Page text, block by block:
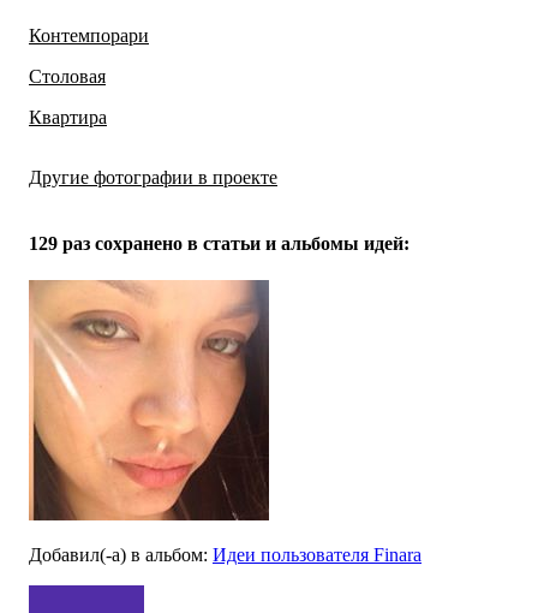
Контемпорари
Столовая
Квартира
Другие фотографии в проекте
129 раз сохранено в статьи и альбомы идей:
Добавил(-а) в альбом: Идеи пользователя Finara